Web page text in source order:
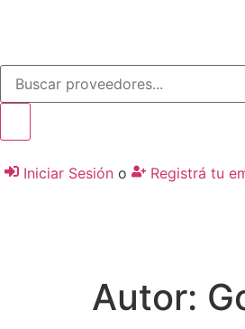
Iniciar Sesión o Registrá tu
Autor: